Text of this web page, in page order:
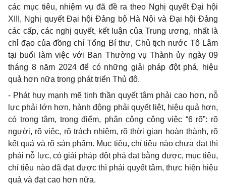
các mục tiêu, nhiệm vụ đã đề ra theo Nghị quyết Đại hội
XIII, Nghị quyết Đại hội Đảng bộ Hà Nội và Đại hội Đảng
các cấp, các nghị quyết, kết luận của Trung ương, nhất là
chỉ đạo của đồng chí Tổng Bí thư, Chủ tịch nước Tô Lâm
tại buổi làm việc với Ban Thường vụ Thành ủy ngày 09
tháng 8 năm 2024 để có những giải pháp đột phá, hiệu
quả hơn nữa trong phát triển Thủ đô.
- Phát huy mạnh mẽ tinh thần quyết tâm phải cao hơn, nỗ
lực phải lớn hơn, hành động phải quyết liệt, hiệu quả hơn,
có trọng tâm, trọng điểm, phân công công việc “6 rõ”: rõ
người, rõ việc, rõ trách nhiệm, rõ thời gian hoàn thành, rõ
kết quả và rõ sản phẩm. Mục tiêu, chỉ tiêu nào chưa đạt thì
phải nỗ lực, có giải pháp đột phá đạt bằng được, mục tiêu,
chỉ tiêu nào đã đạt được thì phải quyết tâm, thực hiện hiệu
quả và đạt cao hơn nữa.